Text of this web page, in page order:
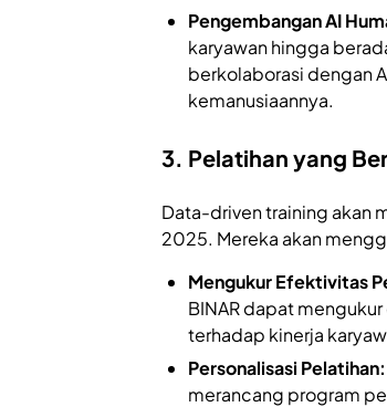
Pengembangan AI
karyawan hingga
berkolaborasi dengan
kemanusiaannya.
3. Pelatihan yang
Data-driven training akan
2025. Mereka akan
Mengukur Efektivitas
BINAR dapat
terhadap kinerja
Personalisasi Pelatihan:
merancang program